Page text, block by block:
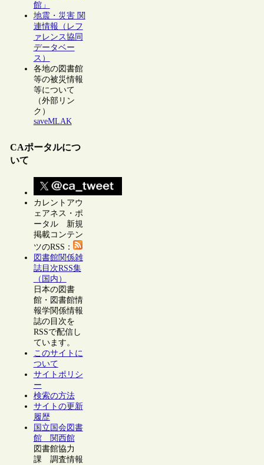
館」
地震・災害 関
連情報（レフ
ァレンス協同
データベー
ス）
各地の図書館
等の被災情報
等について
（外部リン
ク）
saveMLAK
CAポータルにつ
いて
カレントアウ
ェアネス・ポ
ータル 新規
掲載コンテン
ツのRSS：
図書館関係雑
誌目次RSS集
（国内）
日本の図書
館・図書館情
報学関係情報
誌の目次を
RSSで配信し
ています。
このサイトに
ついて
サイトポリシ
ー
検索の方法
サイトの更新
履歴
国立国会図書
館 関西館
図書館協力
課 調査情報